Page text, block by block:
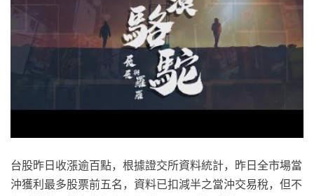
台股昨日收漲逾百點，根據證交所資料統計，昨日全市場當
沖獲利最多股票前五名，資料已扣減半之當沖交易稅，但不